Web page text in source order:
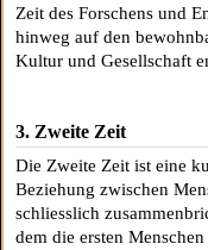
Zeit des Forschens und
hinweg auf den
Kultur und Gesellschaft
3. Zweite Zeit
Die Zweite Zeit ist eine
Beziehung zwischen
schliesslich
dem die ersten